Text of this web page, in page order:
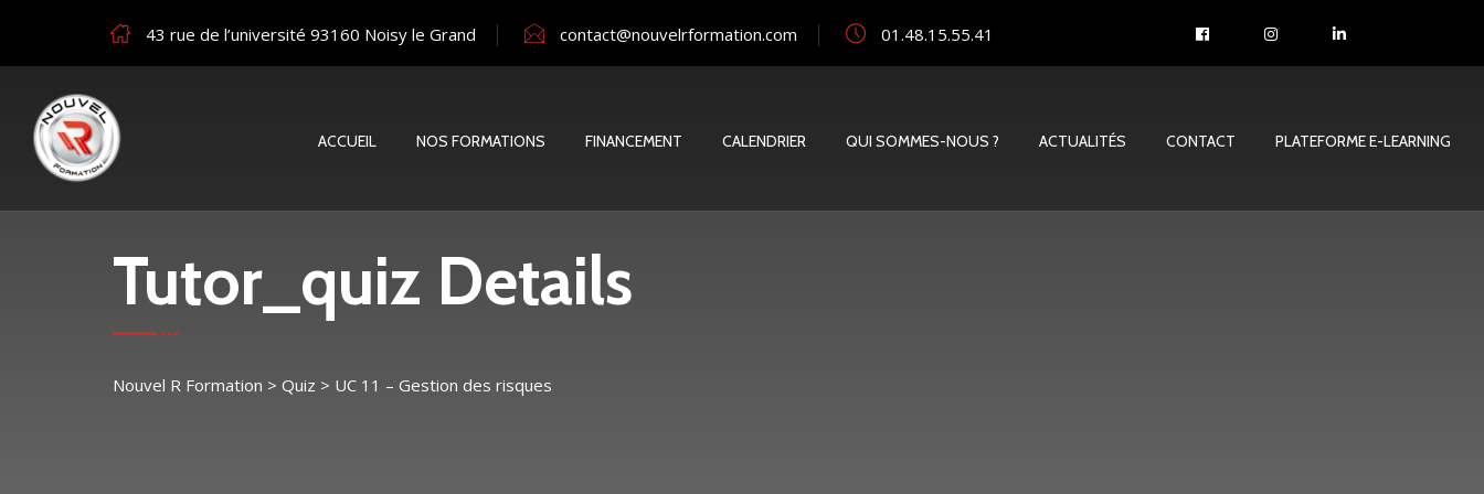
43 rue de l’université 93160 Noisy le Grand contact@nouvelrformation.com 01.48.15.55.41
ACCUEIL NOS FORMATIONS FINANCEMENT CALENDRIER QUI SOMMES-NOUS ? ACTUALITÉS CONTACT PLATEFORME E-LEARNING
Tutor_quiz Details
Nouvel R Formation > Quiz > UC 11 – Gestion des risques